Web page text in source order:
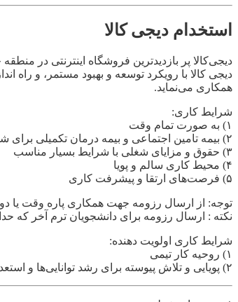
استخدام دیجی کالا
دیجی‌کالا پر بازدیدترین فروشگاه اینترنتی در
دیجی کالا با رویکرد توسعه و بهبود مستمر، و
همکاری می‌نماید.
شرایط کاری:
۱) به صورت تمام وقت
۲) بیمه تامین اجتماعی و بیمه درمان تکمیلی برای شخص و افراد تحت تکفل با سطح پوشش بالا
۳) حقوق و مزایای شغلی با شرایط بسیار مناسب
۴) محیط کاری سالم و پویا
۵) فرصت‌های ارتقا و پیشرفت کاری
توجه: از ارسال رزومه جهت همکاری پاره وقت یا
نکته : ارسال رزومه برای دانشجویان ترم آخر که حداقل، امکان کار در ۵ روز هفته به
شرایط کاری اولویت دهنده:
۱) روحیه کار تیمی
۲) پویایی و تلاش پیوسته برای رشد توانایی‌ها و استعدادهای فردی